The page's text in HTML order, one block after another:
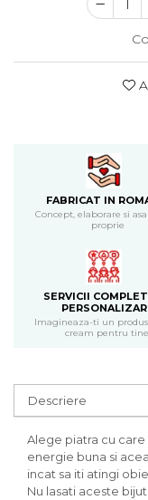
Cadouri pentru iubita
CERCEI ZAMAC
Ateliere - planse cu
FABRICAT IN
Concept, elaborare si
proprie
SERVICII
Imagineaza-ti un
cream pentru
Descriere
Alege piatra cu
energie buna si
incat sa iti atingi
Nu lasati aceste